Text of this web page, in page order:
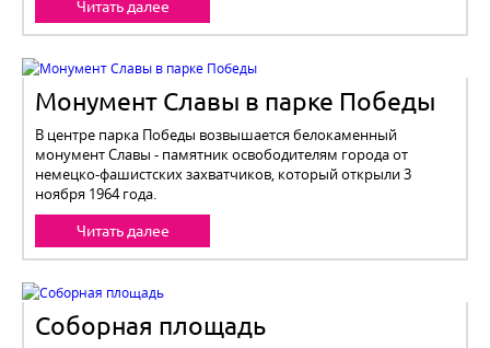
Читать далее
Монумент Славы в парке Победы
В центре парка Победы возвышается белокаменный
монумент Славы - памятник освободителям города от
немецко-фашистских захватчиков, который открыли 3
ноября 1964 года.
Читать далее
Соборная площадь